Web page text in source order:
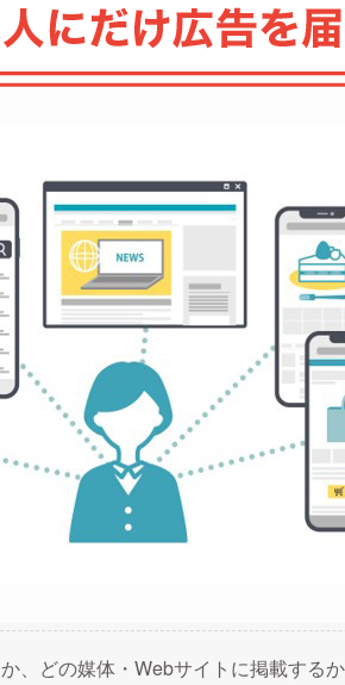
、どの媒体・Webサイトに掲載する